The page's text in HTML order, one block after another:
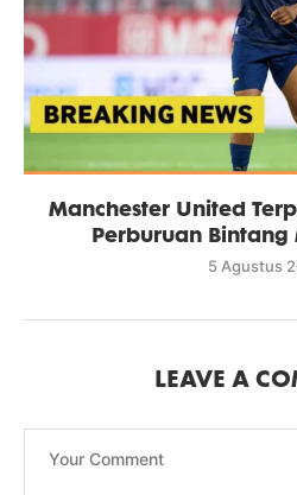
Manchester United
Perburuan Bintang
5 Agustus
LEAVE A